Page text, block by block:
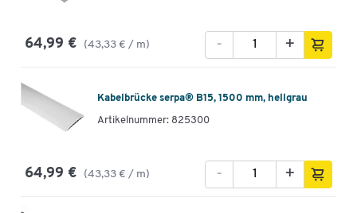
64,99 € (43,33 € / m) +
-
Kabelbrücke serpa® B15, 1500 mm, hellgrau
Artikelnummer: 825300
64,99 € (43,33 € / m) +
-